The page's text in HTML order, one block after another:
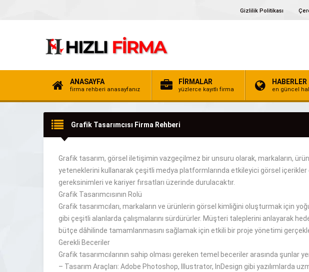
Gizlilik Politikası
ANASAYFA
firma rehberi anasayfanız
FİRMALAR
yüzlerce kayıtlı firma
HABERLER
en güncel
Grafik Tasarımcısı Firma Rehberi
Grafik tasarım, görsel iletişimin vazgeçilmez birunsuru olarak, markaların,
yeteneklerini kullanarak çeşitli medya platformlarında etkileyici görsel içerikler
gereksinimleri ve kariyer fırsatları üzerinde durulacaktır.
Grafik Tasarımcısının Rolü
Grafik tasarımcıları, markaların ve ürünlerin görsel kimliğini oluşturmak için
gibi çeşitli alanlarda çalışmalarını sürdürürler. Müşteri taleplerini anlayarak
bütçe dâhilinde tamamlanmasını sağlamak için etkili bir proje yönetimi
Gerekli Beceriler
Grafik tasarımcılarının sahip olması gereken temel beceriler arasında şunlar
– Tasarım Araçları: Adobe Photoshop, Illustrator, InDesign gibi yazılımlarda